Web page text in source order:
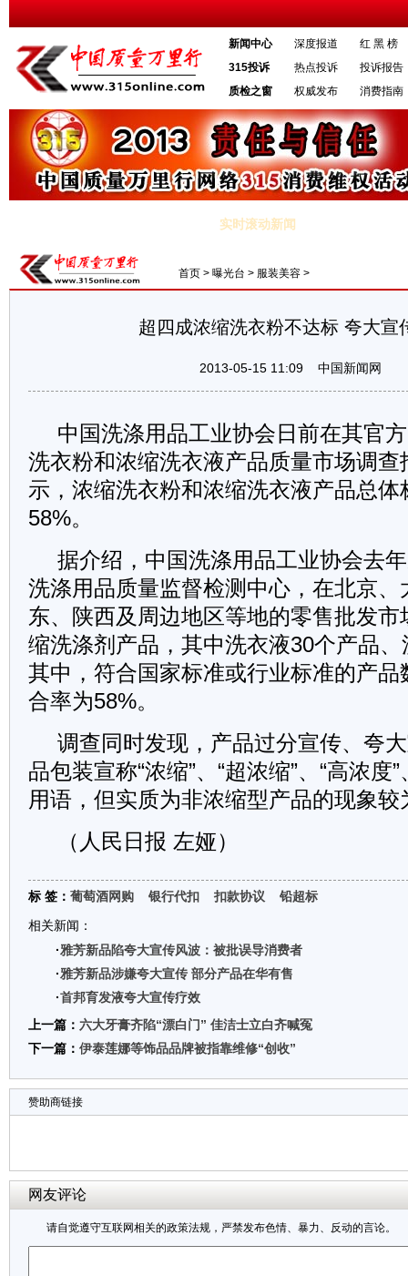
新闻中心 深度报道
红 黑 榜
315投诉
热点投诉
投诉报告
质检之窗
权威发布 消费指南
实时滚动新闻
·汽车租赁业漏洞百出 监管缺失致骗局丛生 ·北京出租车调价 多数
首页 > 曝光台 > 服装美容 >
超四成浓缩洗衣粉不达标 夸大宣
2013-05-15 11:09 中国新闻网
中国洗涤用品工业协会日前在其官
洗衣粉和浓缩洗衣液产品质量市场调
示，浓缩洗衣粉和浓缩洗衣液产品总体
58%。
据介绍，中国洗涤用品工业协会去
洗涤用品质量监督检测中心，在北京、
东、陕西及周边地区等地的零售批发
缩洗涤剂产品，其中洗衣液30个产品
其中，符合国家标准或行业标准的产品
合率为58%。
调查同时发现，产品过分宣传、夸
品包装宣称“浓缩”、“超浓缩”、“高浓度
用语，但实质为非浓缩型产品的现象较
（人民日报 左娅）
标 签： 葡萄酒网购 银行代扣 扣款协议
铅超标
相关新闻：
·雅芳新品陷夸大宣传风波：被批误导消费者
·雅芳新品涉嫌夸大宣传 部分产品在华有售
·首邦育发液夸大宣传疗效
上一篇： 六大牙膏齐陷“漂白门” 佳洁士立白齐喊冤
下一篇： 伊泰莲娜等饰品品牌被指靠维修“创收”
赞助商链接
网友评论
请自觉遵守互联网相关的政策法规，严禁发布色情、暴力、反动的言论。